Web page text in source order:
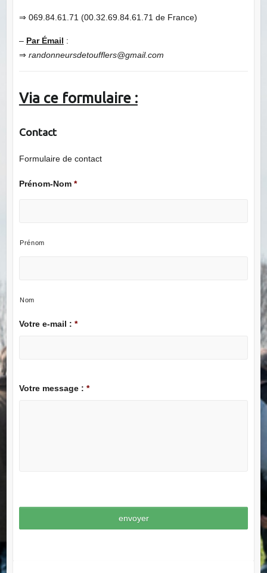
⇒ 069.84.61.71 (00.32.69.84.61.71 de France)
– Par Émail :
⇒ randonneursdetoufflers@gmail.com
Via ce formulaire :
Contact
Formulaire de contact
Prénom-Nom *
Prénom
Nom
Votre e-mail : *
Votre message : *